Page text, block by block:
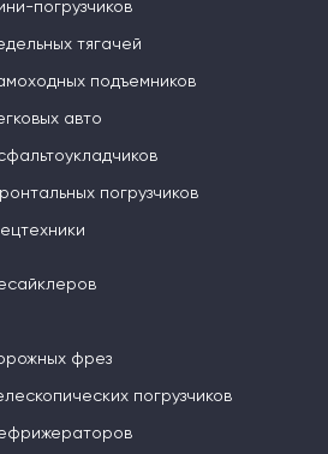
погрузчиков
тягачей
подъемников
авто
погрузчиков
фрез
погрузчиков